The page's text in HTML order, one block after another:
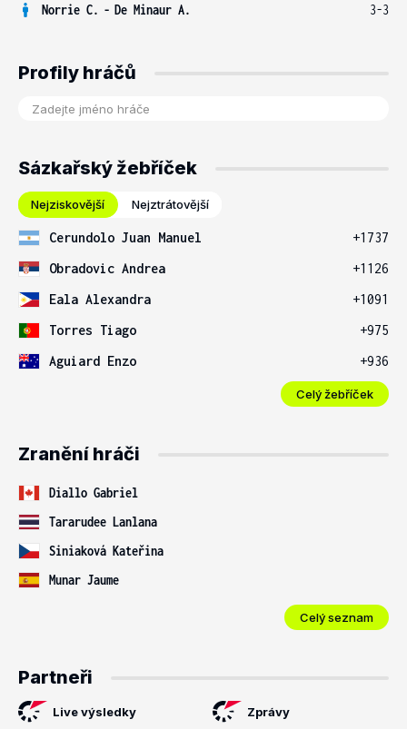
Norrie C. - De Minaur A. 3-3
Profily hráčů
Sázkařský žebříček
Nejziskovější Nejztrátovější
Cerundolo Juan Manuel
+1737
Obradovic Andrea
+1126
Eala Alexandra
+1091
Torres Tiago
+975
Aguiard Enzo
+936
Celý žebříček
Zranění hráči
Diallo Gabriel
Tararudee Lanlana
Siniaková Kateřina
Munar Jaume
Celý seznam
Partneři
Live výsledky Zprávy